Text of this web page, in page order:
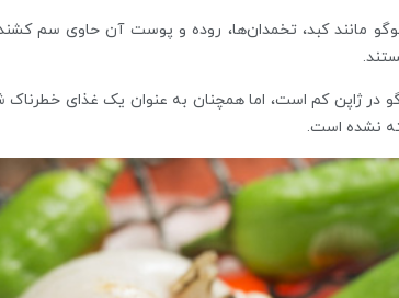
مانند کبد، تخمدان‌ها، روده و پوست آن حاوی سم
در ژاپن کم است، اما همچنان به عنوان یک غذای خطرناک
نشده است.